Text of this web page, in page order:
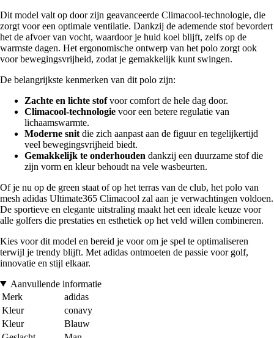
Dit model valt op door zijn geavanceerde Climacool-technologie, die
zorgt voor een optimale ventilatie. Dankzij de ademende stof bevordert
het de afvoer van vocht, waardoor je huid koel blijft, zelfs op de
warmste dagen. Het ergonomische ontwerp van het polo zorgt ook
voor bewegingsvrijheid, zodat je gemakkelijk kunt swingen.
De belangrijkste kenmerken van dit polo zijn:
Zachte en lichte stofvoor comfort de hele dag door.
Climacool-technologie voor een betere regulatie van
lichaamswarmte.
Moderne snit die zich aanpast aan de figuur en tegelijkertijd
veel bewegingsvrijheid biedt.
Gemakkelijk te onderhouden dankzij een duurzame stof die
zijn vorm en kleur behoudt na vele wasbeurten.
Of je nu op de green staat of op het terras van de club, het polo van
mesh adidas Ultimate365 Climacool zal aan je verwachtingen voldoen.
De sportieve en elegante uitstraling maakt het een ideale keuze voor
alle golfers die prestaties en esthetiek op het veld willen combineren.
Kies voor dit model en bereid je voor om je spel te optimaliseren
terwijl je trendy blijft. Met adidas ontmoeten de passie voor golf,
innovatie en stijl elkaar.
Aanvullende informatie
Merk
adidas
Kleur
conavy
Kleur
Blauw